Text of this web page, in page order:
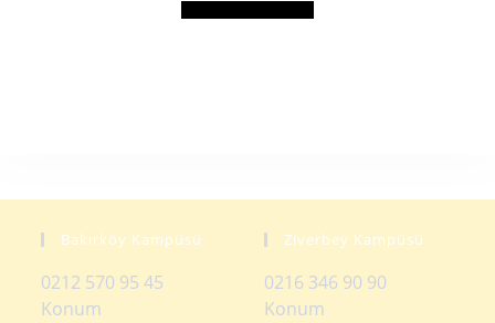
Bakırköy Kampüsü
0212 570 95 45
Konum
Ziverbey Kampüsü
0216 346 90 90
Konum